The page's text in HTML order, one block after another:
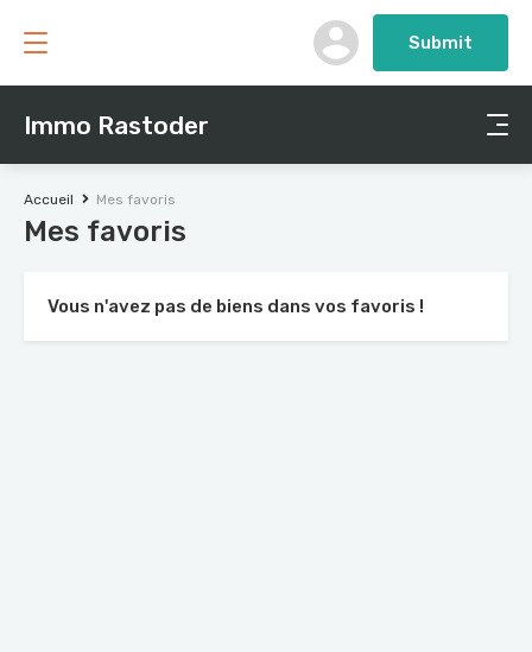
Immo Rastoder
Submit
Accueil Mes favoris
Mes favoris
Vous n'avez pas de biens dans vos favoris !